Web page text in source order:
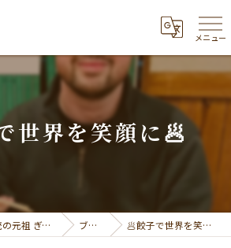
メニュー
世界を笑顔に🥟
神戸で餃子なら伝統の元祖 ぎょうざ苑 ブログ 🥟餃子で世界を笑顔に🥟